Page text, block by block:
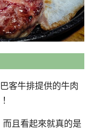
客牛排提供的牛肉
且看起來就真的是